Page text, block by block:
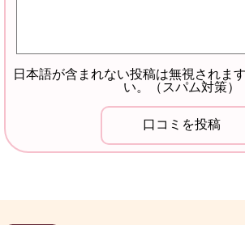
日本語が含まれない投稿は無視されま
い。（スパム対策）